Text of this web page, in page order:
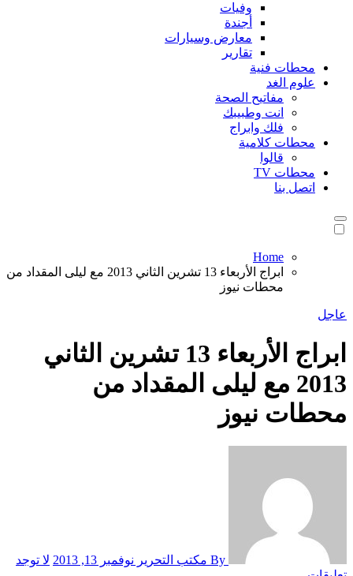
وفيات
أجندة
معارض وسيارات
تقارير
محطات فنية
علوم الغد
مفاتيح الصحة
انت وطبيبك
فلك وابراج
محطات كلامية
قالوا
محطات TV
اتصل بنا
Home
ابراج الأربعاء 13 تشرين الثاني 2013 مع ليلى المقداد من
محطات نيوز
عاجل
ابراج الأربعاء 13 تشرين الثاني
2013 مع ليلى المقداد من
محطات نيوز
نوفمبر 13, 2013
لا توجد